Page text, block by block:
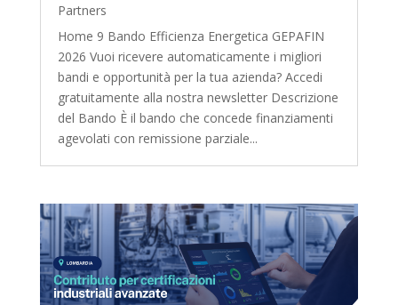
Partners
Home 9 Bando Efficienza Energetica GEPAFIN
2026 Vuoi ricevere automaticamente i migliori
bandi e opportunità per la tua azienda? Accedi
gratuitamente alla nostra newsletter Descrizione
del Bando È il bando che concede finanziamenti
agevolati con remissione parziale...